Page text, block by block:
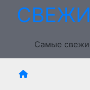
Перейти
Самые